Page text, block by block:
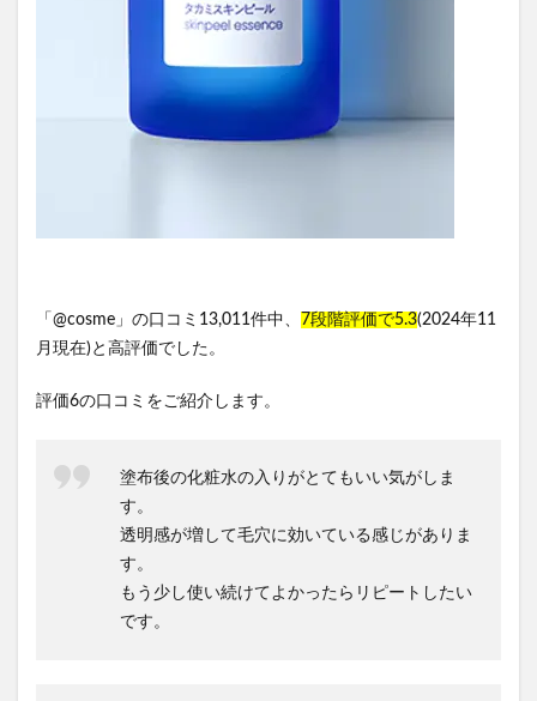
「@cosme」の口コミ13,011件中、 7段階評価で5.3(2024年11
月現在)と高評価でした。
評価6の口コミをご紹介します。
塗布後の化粧水の入りがとてもいい気がしま
す。
透明感が増して毛穴に効いている感じがありま
す。
もう少し使い続けてよかったらリピートしたい
です。